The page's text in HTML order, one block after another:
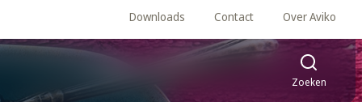
Downloads Contact Over Aviko
Zoeken